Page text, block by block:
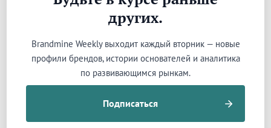
его образцу я создала своё ателье», — говорила она в
2013 году. «Я не JAR, совсем не он. Он — первый в
мире». Самоосознанность характерная. Она не
претендовала быть JAR. Она претендовала делать в
Москве то, что он делал в Париже: строить ателье, где
ремесло важнее коммерции.
Процесс авторского заказа был особым. Для каждого
других.
Brandmine Weekly выходит каждый вторник — новые
профили брендов, истории основателей и аналитика
по развивающимся рынкам.
Подписаться